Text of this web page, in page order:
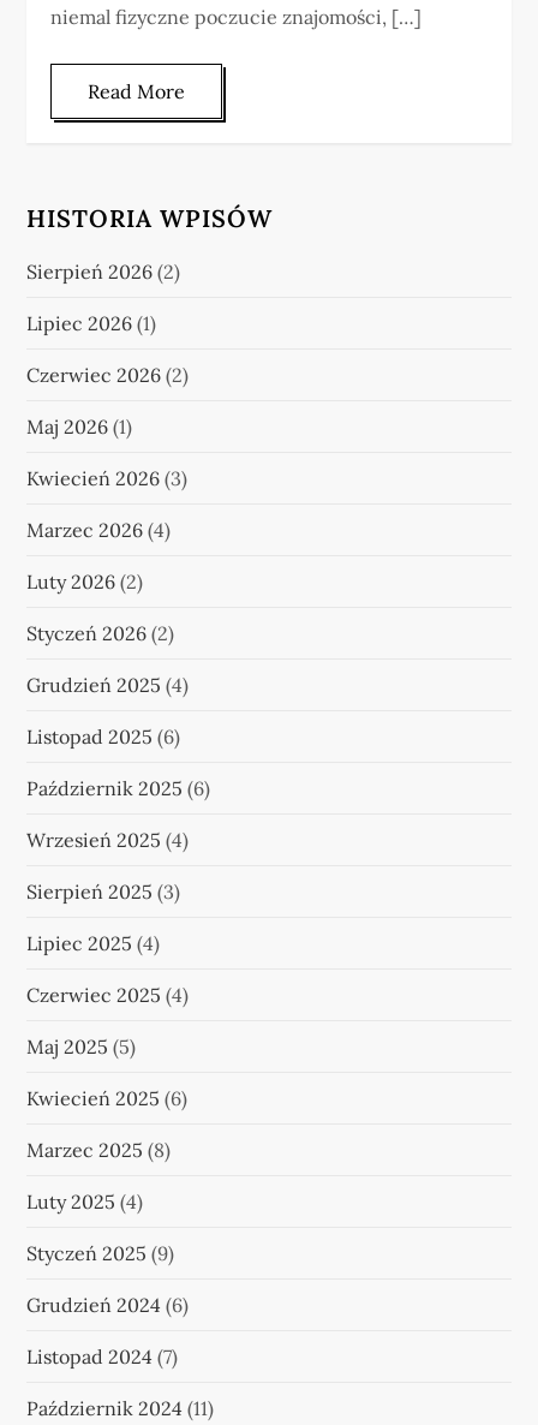
niemal fizyczne poczucie znajomości, […]
Read More
HISTORIA WPISÓW
Sierpień 2026 (2)
Lipiec 2026 (1)
Czerwiec 2026 (2)
Maj 2026 (1)
Kwiecień 2026 (3)
Marzec 2026 (4)
Luty 2026 (2)
Styczeń 2026 (2)
Grudzień 2025 (4)
Listopad 2025 (6)
Październik 2025 (6)
Wrzesień 2025 (4)
Sierpień 2025 (3)
Lipiec 2025 (4)
Czerwiec 2025 (4)
Maj 2025 (5)
Kwiecień 2025 (6)
Marzec 2025 (8)
Luty 2025 (4)
Styczeń 2025 (9)
Grudzień 2024 (6)
Listopad 2024 (7)
Październik 2024 (11)